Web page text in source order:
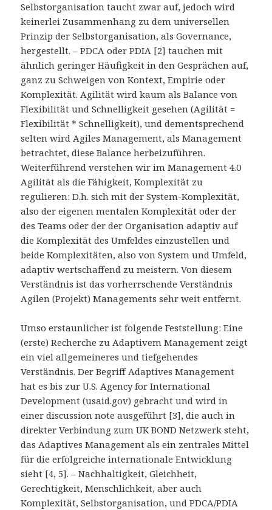
Selbstorganisation taucht zwar auf, jedoch wird
keinerlei Zusammenhang zu dem universellen
Prinzip der Selbstorganisation, als Governance,
hergestellt. – PDCA oder PDIA [2] tauchen mit
ähnlich geringer Häufigkeit in den Gesprächen auf,
ganz zu Schweigen von Kontext, Empirie oder
Komplexität. Agilität wird kaum als Balance von
Flexibilität und Schnelligkeit gesehen (Agilität =
Flexibilität * Schnelligkeit), und dementsprechend
selten wird Agiles Management, als Management
betrachtet, diese Balance herbeizuführen.
Weiterführend verstehen wir im Management 4.0
Agilität als die Fähigkeit, Komplexität zu
regulieren: D.h. sich mit der System-Komplexität,
also der eigenen mentalen Komplexität oder der
des Teams oder der der Organisation adaptiv auf
die Komplexität des Umfeldes einzustellen und
beide Komplexitäten, also von System und Umfeld,
adaptiv wertschaffend zu meistern. Von diesem
Verständnis ist das vorherrschende Verständnis
Agilen (Projekt) Managements sehr weit entfernt.
Umso erstaunlicher ist folgende Feststellung: Eine
(erste) Recherche zu Adaptivem Management zeigt
ein viel allgemeineres und tiefgehendes
Verständnis. Der Begriff Adaptives Management
hat es bis zur U.S. Agency for International
Development (usaid.gov) gebracht und wird in
einer discussion note ausgeführt [3], die auch in
direkter Verbindung zum UK BOND Netzwerk steht,
das Adaptives Management als ein zentrales Mittel
für die erfolgreiche internationale Entwicklung
sieht [4, 5]. – Nachhaltigkeit, Gleichheit,
Gerechtigkeit, Menschlichkeit, aber auch
Komplexität, Selbstorganisation, und PDCA/PDIA